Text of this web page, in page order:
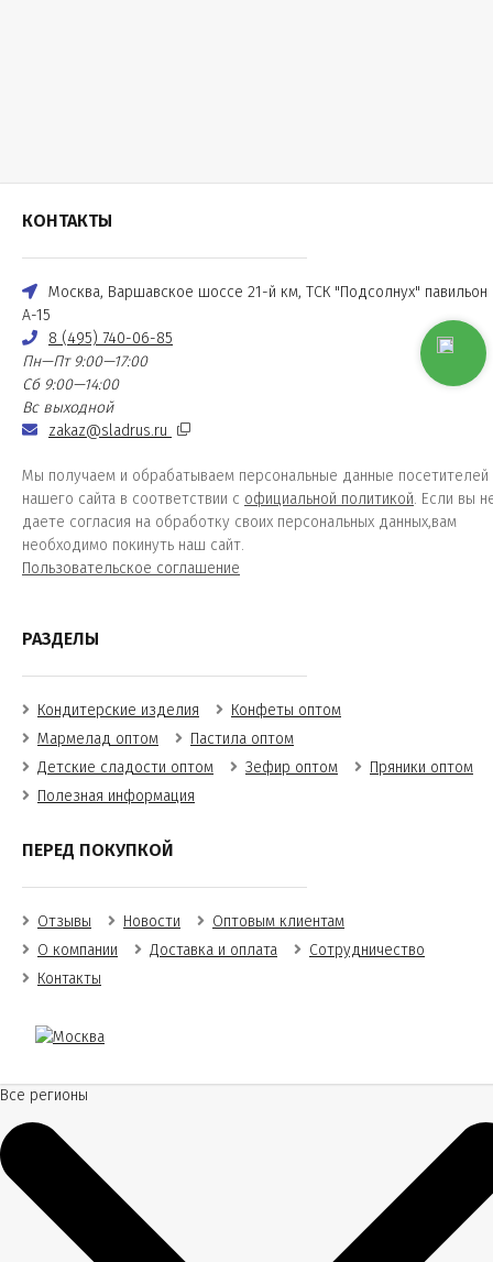
КОНТАКТЫ
Москва, Варшавское шоссе 21-й км, ТСК "Подсолнух" павильон
А-15
8 (495) 740-06-85
Пн—Пт 9:00—17:00
Сб 9:00—14:00
Вс выходной
zakaz@sladrus.ru
Мы получаем и обрабатываем персональные данные посетителей
нашего сайта в соответствии с официальной политикой. Если вы
даете согласия на обработку своих персональных данных,вам
необходимо покинуть наш сайт.
Пользовательское соглашение
РАЗДЕЛЫ
Кондитерские изделия
Конфеты оптом
Мармелад оптом
Пастила оптом
Детские сладости оптом
Зефир оптом
Пряники оптом
Полезная информация
ПЕРЕД ПОКУПКОЙ
Отзывы Новости
Оптовым клиентам
О компании
Доставка и оплата
Сотрудничество
Контакты
Все регионы